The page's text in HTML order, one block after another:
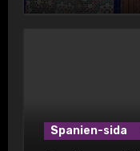
Spanien-sida